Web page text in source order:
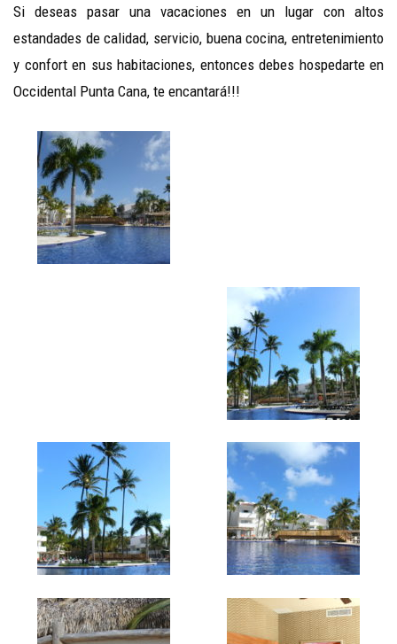
Si deseas pasar una vacaciones en un lugar con altos
estandades de calidad, servicio, buena cocina, entretenimiento
y confort en sus habitaciones, entonces debes hospedarte en
Occidental Punta Cana, te encantará!!!